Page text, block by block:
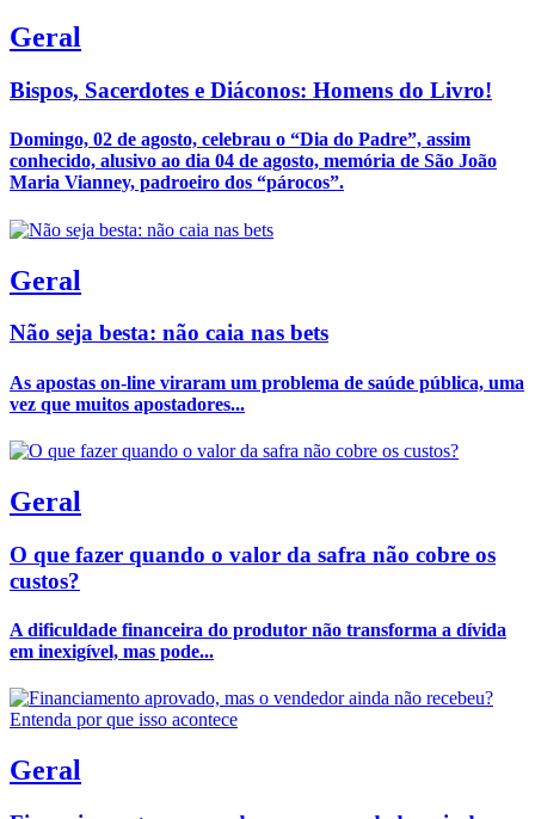
Geral
Bispos, Sacerdotes e Diáconos: Homens do Livro!
Domingo, 02 de agosto, celebrau o “Dia do Padre”, assim
conhecido, alusivo ao dia 04 de agosto, memória de São João
Maria Vianney, padroeiro dos “párocos”.
Geral
Não seja besta: não caia nas bets
As apostas on-line viraram um problema de saúde pública, uma
vez que muitos apostadores...
Geral
O que fazer quando o valor da safra não cobre os
custos?
A dificuldade financeira do produtor não transforma a dívida
em inexigível, mas pode...
Geral